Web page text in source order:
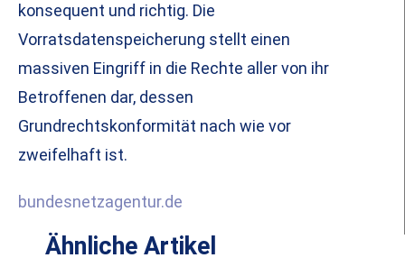
konsequent und richtig. Die
Vorratsdatenspeicherung stellt einen
massiven Eingriff in die Rechte aller von ihr
Betroffenen dar, dessen
Grundrechtskonformität nach wie vor
zweifelhaft ist.
bundesnetzagentur.de
Ähnliche Artikel